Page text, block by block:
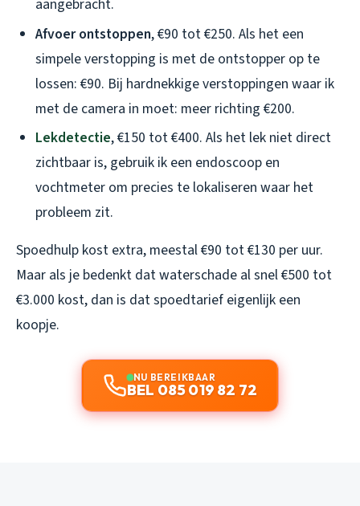
aangebracht.
Afvoer ontstoppen, €90 tot €250. Als het een
simpele verstopping is met de ontstopper op te
lossen: €90. Bij hardnekkige verstoppingen waar ik
met de camera in moet: meer richting €200.
Lekdetectie, €150 tot €400. Als het lek niet direct
zichtbaar is, gebruik ik een endoscoop en
vochtmeter om precies te lokaliseren waar het
probleem zit.
Spoedhulp kost extra, meestal €90 tot €130 per uur.
Maar als je bedenkt dat waterschade al snel €500 tot
€3.000 kost, dan is dat spoedtarief eigenlijk een
koopje.
NU BEREIKBAAR
BEL 085 019 82 72